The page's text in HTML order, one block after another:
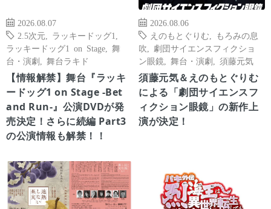
2026.08.07
2.5次元
ラッキードッグ1
ラッキードッグ1 on Stage
舞
台・演劇
舞台ラキド
【情報解禁】舞台『ラッキ
ードッグ1 on Stage -Bet
and Run-』公演DVDが発
売決定！さらに続編 Part3
の公演情報も解禁！！
2026.08.06
えのもとぐりむ
もろみの息
吹
劇団サイエンスフィクショ
ン眼鏡
舞台・演劇 須藤元気
須藤元気＆えのもとぐりむ
による「劇団サイエンスフ
ィクション眼鏡」の新作上
演が決定！